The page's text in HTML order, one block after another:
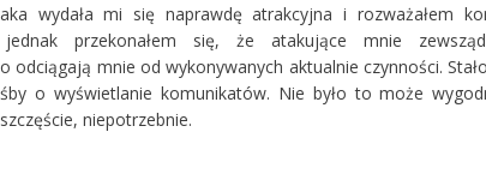
wydała mi się naprawdę atrakcyjna i rozważałem
jednak przekonałem się, że atakujące mnie
odciągają mnie od wykonywanych aktualnie czynności.
o wyświetlanie komunikatów. Nie było to może
niepotrzebnie.